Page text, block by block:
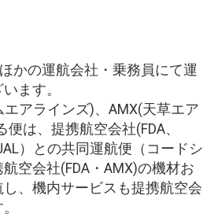
かの運航会社・乗務員にて運
ます。
エアラインズ)、AMX(天草エア
は、提携航空会社(FDA、
）との共同運航便（コードシ
空会社(FDA・AMX)の機材お
、機内サービスも提携航空会